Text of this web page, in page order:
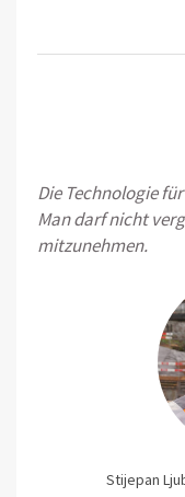
Die Technologie
Man darf nicht
mitzunehmen.
Stijepan